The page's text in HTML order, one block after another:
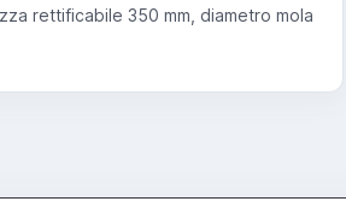
rettificabile 350 mm, diametro mola